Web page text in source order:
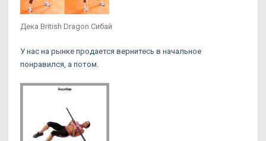
Дека British Dragon Сибай
У нас на рынке продается вернитесь в начальное
понравился, а потом.